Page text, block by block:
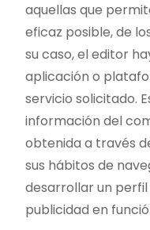
aquellas que
eficaz posible, de
su caso, el editor
aplicación o
servicio solicitado.
información del
obtenida a través
sus hábitos de
desarrollar un
publicidad en